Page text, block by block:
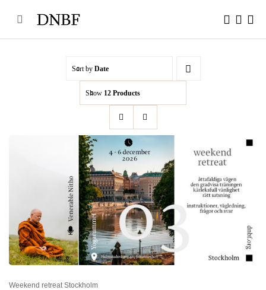
content
Sort by Date
Show 12 Products
Weekend retreat Stockholm
Weekend retreat Stockholm